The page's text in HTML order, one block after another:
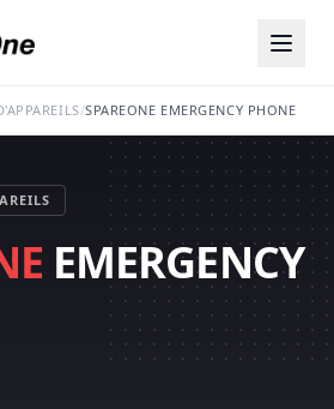
/SPAREONE EMERGENCY PHONE
EMERGENCY